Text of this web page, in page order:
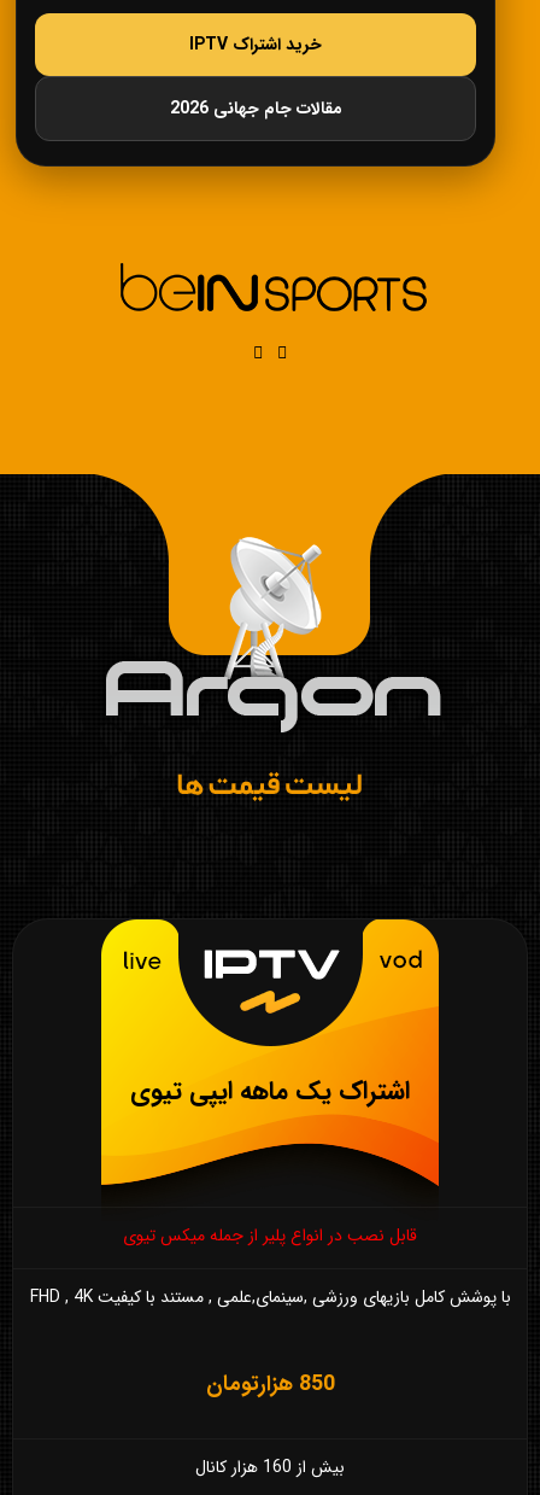
خرید اشتراک IPTV
مقالات جام جهانی 2026
اشتراک یک ماهه ایپی تیوی
قابل نصب در انواع پلیر از جمله میکس تیوی
با پوشش کامل بازیهای ورزشی ,سینمای,علمی , مستند با کیفیت FHD , 4K
850 هزارتومان
بیش از 160 هزار کانال